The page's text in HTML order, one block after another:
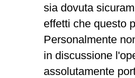
sia dovuta
effetti che questo
Personalmente
in discussione
assolutamente